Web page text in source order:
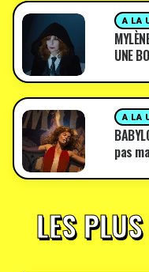
A LA
UNE
A LA
pas
LES